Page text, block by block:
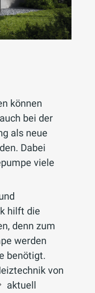
können
bei der
als neue
Dabei
viele
hilft die
denn zum
werden
benötigt.
von
aktuell